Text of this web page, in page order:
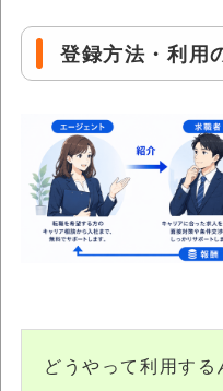
登録方法・利用
どうやって利用する